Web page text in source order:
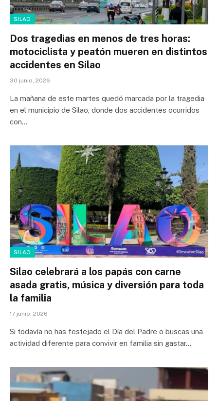
SILAO
Dos tragedias en menos de tres horas:
motociclista y peatón mueren en distintos
accidentes en Silao
30 junio, 2026
La mañana de este martes quedó marcada por la tragedia
en el municipio de Silao, donde dos accidentes ocurridos
con…
SILAO
Silao celebrará a los papás con carne
asada gratis, música y diversión para toda
la familia
17 junio, 2026
Si todavía no has festejado el Día del Padre o buscas una
actividad diferente para convivir en familia sin gastar…